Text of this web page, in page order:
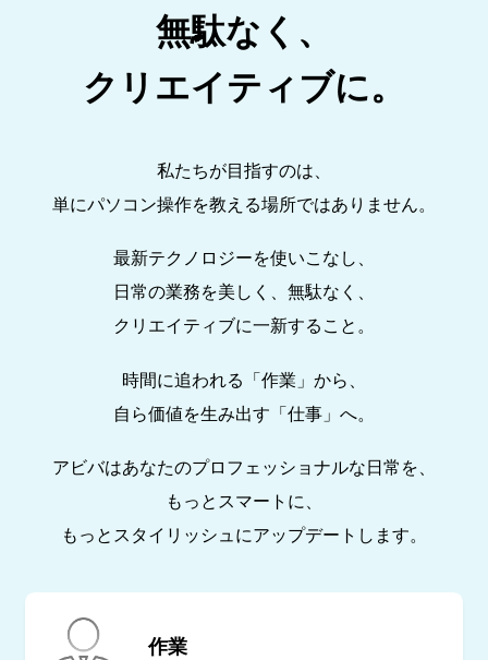
無駄なく、
クリエイティブに。
私たちが目指すのは、
単にパソコン操作を教える場所ではありません。
最新テクノロジーを使いこなし、
日常の業務を美しく、無駄なく、
クリエイティブに一新すること。
時間に追われる「作業」から、
自ら価値を生み出す「仕事」へ。
アビバはあなたのプロフェッショナルな日常を、
もっとスマートに、
もっとスタイリッシュにアップデートします。
作業